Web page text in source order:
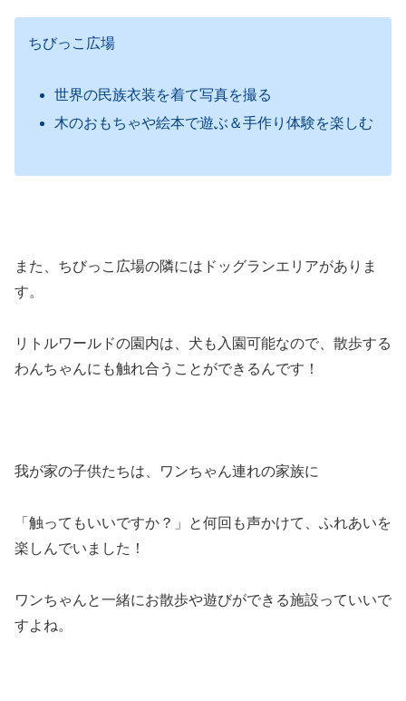
ちびっこ広場
世界の民族衣装を着て写真を撮る
木のおもちゃや絵本で遊ぶ＆手作り体験を楽しむ
また、ちびっこ広場の隣にはドッグランエリアがありま
す。
リトルワールドの園内は、犬も入園可能なので、散歩する
わんちゃんにも触れ合うことができるんです！
我が家の子供たちは、ワンちゃん連れの家族に
「触ってもいいですか？」と何回も声かけて、ふれあいを
楽しんでいました！
ワンちゃんと一緒にお散歩や遊びができる施設っていいで
すよね。